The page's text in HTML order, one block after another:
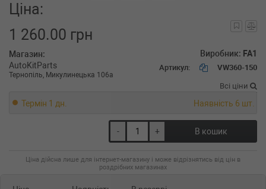
Ціна:
1 260.00 грн
Магазин:
AutoKitParts
Тернопіль, Микулинецька 106а
Виробник: FA1
Артикул: VW360-150
Всі ціни
Термін 1 дн. Наявність 6 шт.
- + В кошик
Ціна дійсна лише для інтернет-магазину і може відрізнятись від цін в
роздрібних магазинах